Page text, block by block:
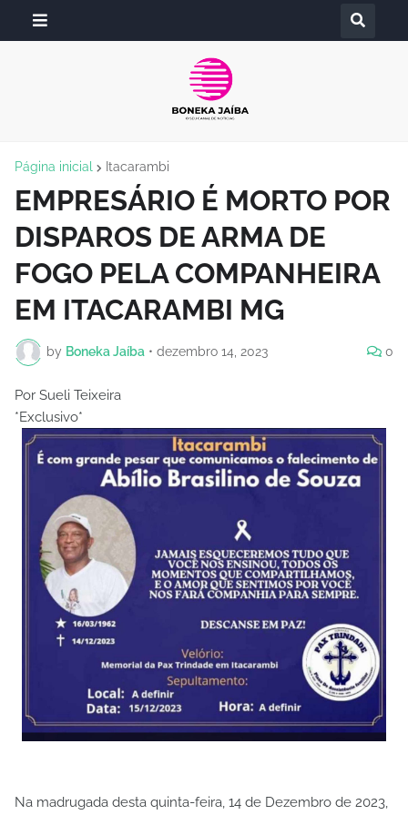
Página inicial Itacarambi
EMPRESÁRIO É MORTO POR
DISPAROS DE ARMA DE
FOGO PELA COMPANHEIRA
EM ITACARAMBI MG
by Boneka Jaíba • dezembro 14, 2023 0
Por Sueli Teixeira
*Exclusivo*
Na madrugada desta quinta-feira, 14 de Dezembro de 2023,